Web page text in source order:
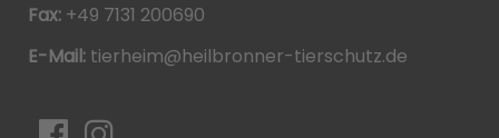
Fax: +49 7131 200690
E-Mail: tierheim@heilbronner-tierschutz.de